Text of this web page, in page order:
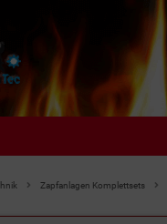
Zapfanlagen Komplettsets